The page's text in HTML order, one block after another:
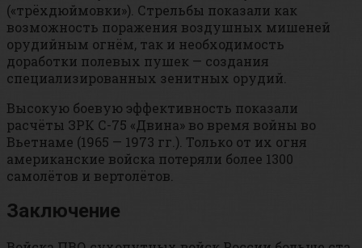
(«трёхдюймовки»). Стрельбы показали как
возможность поражения воздушных мишеней
орудийным огнём, так и необходимость
доработки полевых пушек — создания
специализированных зенитных орудий.
Высокую боевую эффективность показали
расчёты ЗРК С-75 «Двина» во время войны во
Вьетнаме (1965 — 1973 гг.). Только от их огня
американские войска потеряли более 1300
самолётов и вертолётов.
Заключение